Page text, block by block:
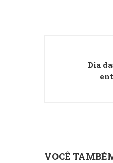
Dia
VOCÊ